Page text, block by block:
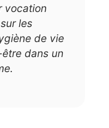
vocation
les
de vie
dans un